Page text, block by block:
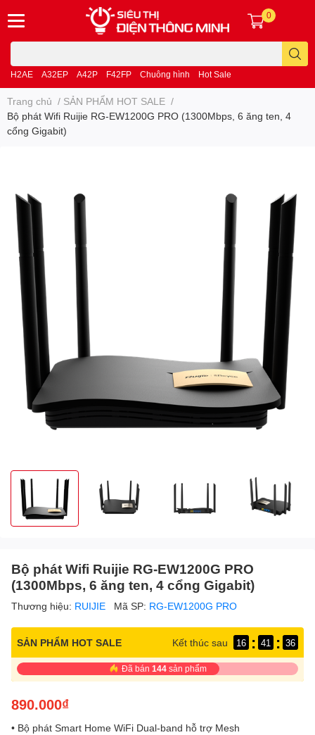
H2AE A32EP A42P F42FP Chuông hình Hot Sale
0
Trang chủ / SẢN PHẨM HOT SALE /
Bộ phát Wifi Ruijie RG-EW1200G PRO (1300Mbps, 6 ăng ten, 4
cổng Gigabit)
Bộ phát Wifi Ruijie RG-EW1200G PRO
(1300Mbps, 6 ăng ten, 4 cổng Gigabit)
Thương hiệu: RUIJIE Mã SP: RG-EW1200G PRO
SẢN PHẨM HOT SALE Kết thúc sau 16 : 41 : 36
Đã bán 144 sản phẩm
890.000₫
• Bộ phát Smart Home WiFi Dual-band hỗ trợ Mesh